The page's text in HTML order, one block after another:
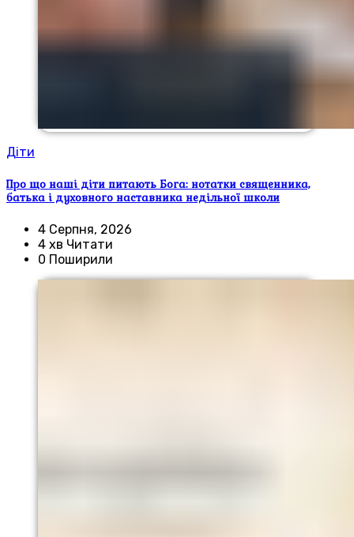
Діти
Про що наші діти питають Бога: нотатки священника,
батька і духовного наставника недільної школи
4 Серпня, 2026
4 хв Читати
0 Поширили